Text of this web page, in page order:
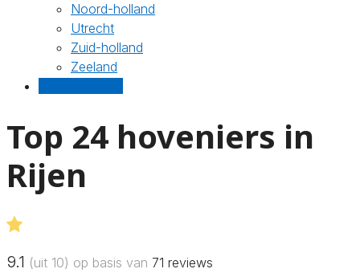
Noord-holland
Utrecht
Zuid-holland
Zeeland
Top 24 hoveniers in
Rijen
9.1 (uit 10) op basis van 71 reviews